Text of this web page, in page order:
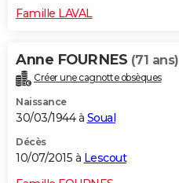
Famille LAVAL
Anne FOURNES (71 ans)
Créer une cagnotte obsèques
Naissance
30/03/1944 à Soual
Décès
10/07/2015 à Lescout